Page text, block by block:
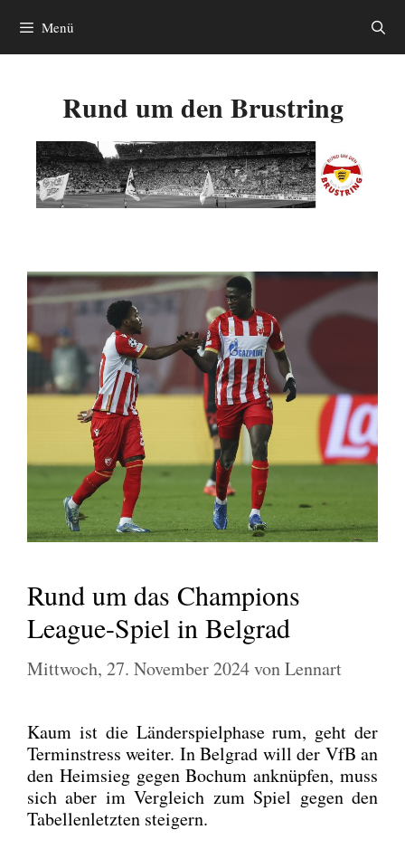
Inhalt
springen
Menü
Rund um den Brustring
Rund um das Champions
League-Spiel in Belgrad
Mittwoch, 27. November 2024vonLennart
Kaum ist die Län­der­spiel­pha­se rum, geht der
Ter­min­stress wei­ter. In Bel­grad will der VfB an
den Heim­sieg gegen Bochum anknüp­fen, muss
sich aber im Ver­gleich zum Spiel gegen den
Tabel­len­letz­ten stei­gern.